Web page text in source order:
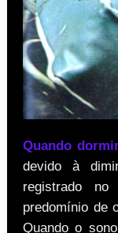
Quando
devido à
registrado no
predomínio de
Quando o